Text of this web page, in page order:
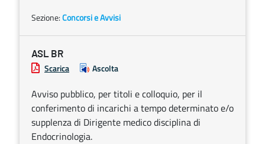
Sezione:Concorsi e Avvisi
ASL BR
Scarica Ascolta
Avviso pubblico, per titoli e colloquio, per il
conferimento di incarichi a tempo determinato e/o
supplenza di Dirigente medico disciplina di
Endocrinologia.